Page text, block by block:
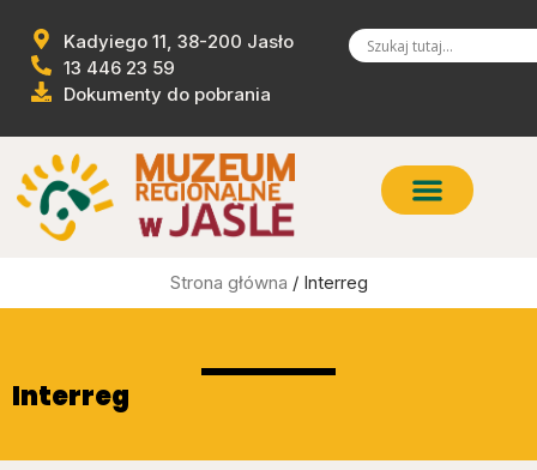
Kadyiego 11, 38-200 Jasło
13 446 23 59
Dokumenty do pobrania
Strona główna / Interreg
Interreg